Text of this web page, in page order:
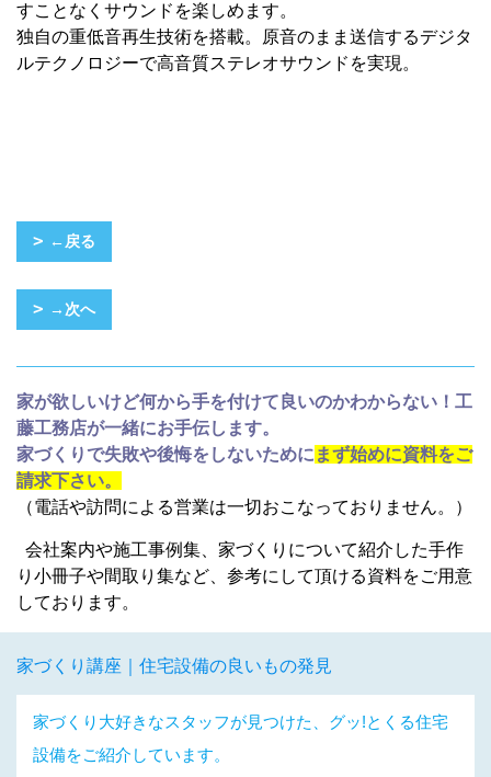
すことなくサウンドを楽しめます。
独自の重低音再生技術を搭載。原音のまま送信するデジタ
ルテクノロジーで高音質ステレオサウンドを実現。
←戻る
→次へ
家が欲しいけど何から手を付けて良いのかわからない！工
藤工務店が一緒にお手伝します。
家づくりで失敗や後悔をしないために まず始めに資料をご
請求下さい。
（電話や訪問による営業は一切おこなっておりません。）
会社案内や施工事例集、家づくりについて紹介した手作
り小冊子や間取り集など、参考にして頂ける資料をご用意
しております。
家づくり講座｜住宅設備の良いもの発見
家づくり大好きなスタッフが見つけた、グッ!とくる住宅
設備をご紹介しています。